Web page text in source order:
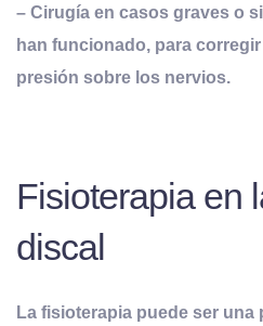
– Cirugía en casos graves o
han funcionado, para
presión sobre los nervios.
Fisioterapia en
discal
La fisioterapia puede ser una